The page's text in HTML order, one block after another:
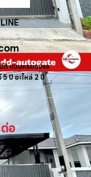
ติ แบบครบวงจร
ปี อะไหล่ 2 ปี
อ